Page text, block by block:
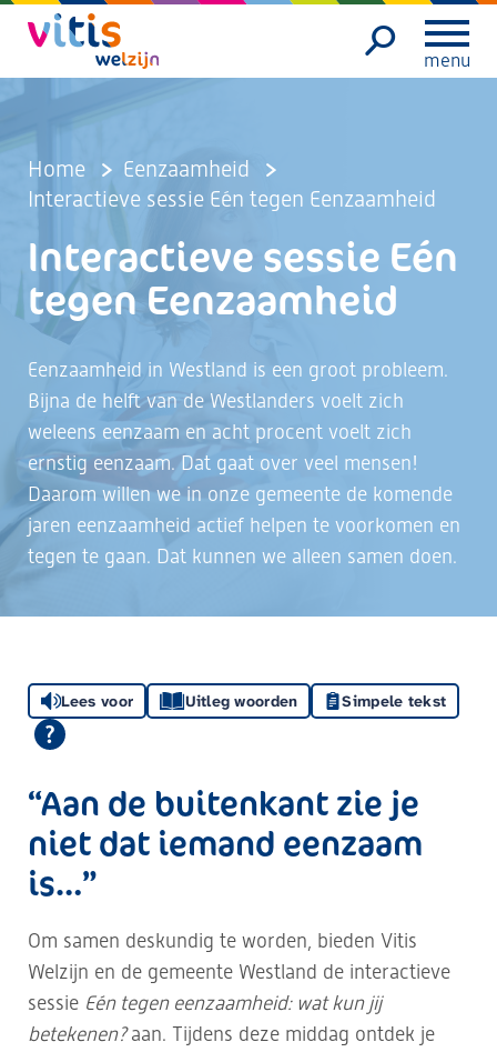
menu
Home
Eenzaamheid
Interactieve sessie Eén tegen Eenzaamheid
Interactieve sessie Eén
tegen Eenzaamheid
Eenzaamheid in Westland is een groot probleem.
Bijna de helft van de Westlanders voelt zich
weleens eenzaam en acht procent voelt zich
ernstig eenzaam. Dat gaat over veel mensen!
Daarom willen we in onze gemeente de komende
jaren eenzaamheid actief helpen te voorkomen en
tegen te gaan. Dat kunnen we alleen samen doen.
Lees voor Uitleg woorden Simpele tekst
“Aan de buitenkant zie je
niet dat iemand eenzaam
is…”
Om samen deskundig te worden, bieden Vitis
Welzijn en de gemeente Westland de interactieve
sessie Eén tegen eenzaamheid: wat kun jij
betekenen?aan. Tijdens deze middag ontdek je